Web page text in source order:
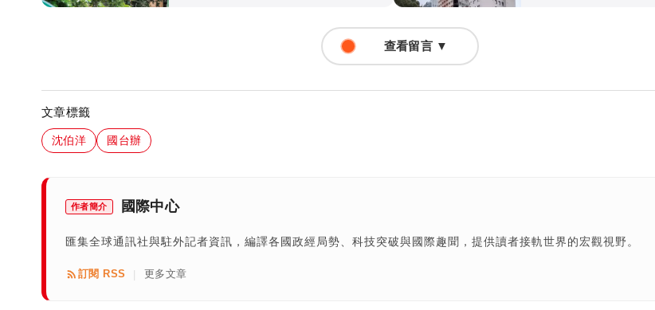
查看留言 ▼
文章標籤
沈伯洋 國台辦
作者簡介 國際中心
匯集全球通訊社與駐外記者資訊，編譯各國政經局勢、科技突破與國際趣聞，提供讀者接軌世界的宏觀視野。
訂閱 RSS | 更多文章